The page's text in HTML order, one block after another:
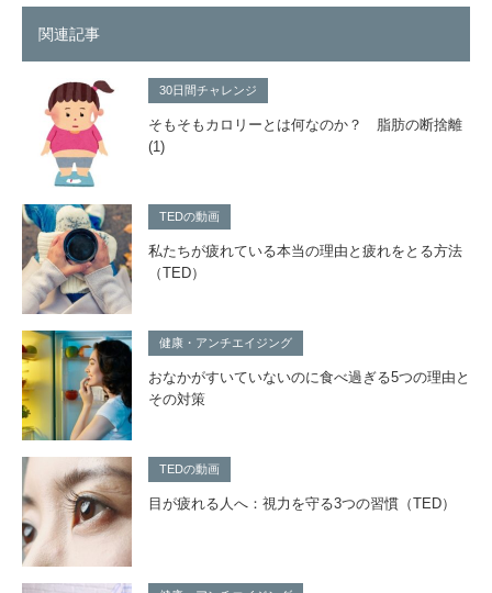
関連記事
30日間チャレンジ
そもそもカロリーとは何なのか？ 脂肪の断捨離
(1)
TEDの動画
私たちが疲れている本当の理由と疲れをとる方法
（TED）
健康・アンチエイジング
おなかがすいていないのに食べ過ぎる5つの理由と
その対策
TEDの動画
目が疲れる人へ：視力を守る3つの習慣（TED）